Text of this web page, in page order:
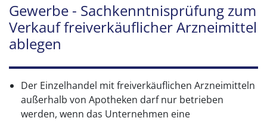
Gewerbe - Sachkenntnisprüfung zum
Verkauf freiverkäuflicher Arzneimittel
ablegen
Der Einzelhandel mit freiverkäuflichen Arzneimitteln
außerhalb von Apotheken darf nur betrieben
werden, wenn das Unternehmen eine